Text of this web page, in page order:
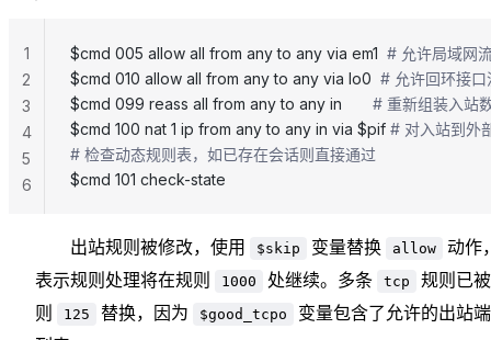
$cmd 005 allow all from any to any via em1 # 允许局域网
$cmd 010 allow all from any to any via lo0 # 允许回环接口
$cmd 099 reass all from any to any in # 重新组装入站
$cmd 100 nat 1 ip from any to any in via $pif # 对入站到外
# 检查动态规则表，如已存在会话则直接通过
$cmd 101 check-state
1
2
3
4
5
6
出站规则被修改，使用 $skip 变量替换 allow
动作
表示规则处理将在规则
1000 处继续。多条 tcp
规则已
则
125 替换，因为 $good_tcpo
变量包含了允许的出站